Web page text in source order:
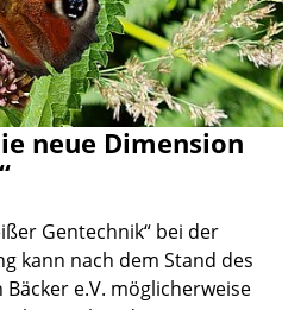
neue Dimension
Gentechnik“ bei der
kann nach dem Stand des
Bäcker e.V. möglicherweise